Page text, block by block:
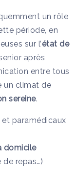
un rôle
période, en
sur l’état de
après
entre tous
un climat de
sereine.
et paramédicaux
domicile
repas…)